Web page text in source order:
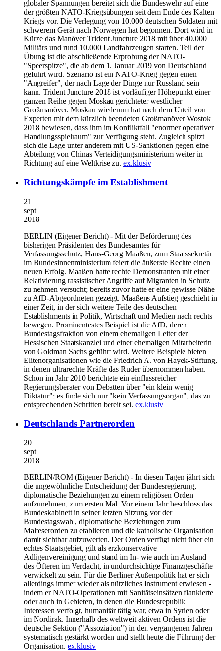
globaler Spannungen bereitet sich die Bundeswehr auf eine
der größten NATO-Kriegsübungen seit dem Ende des Kalten
Kriegs vor. Die Verlegung von 10.000 deutschen Soldaten mit
schwerem Gerät nach Norwegen hat begonnen. Dort wird in
Kürze das Manöver Trident Juncture 2018 mit über 40.000
Militärs und rund 10.000 Landfahrzeugen starten. Teil der
Übung ist die abschließende Erprobung der NATO-
"Speerspitze", die ab dem 1. Januar 2019 von Deutschland
geführt wird. Szenario ist ein NATO-Krieg gegen einen
"Angreifer", der nach Lage der Dinge nur Russland sein
kann. Trident Juncture 2018 ist vorläufiger Höhepunkt einer
ganzen Reihe gegen Moskau gerichteter westlicher
Großmanöver. Moskau wiederum hat nach dem Urteil von
Experten mit dem kürzlich beendeten Großmanöver Wostok
2018 bewiesen, dass ihm im Konfliktfall "enormer operativer
Handlungsspielraum" zur Verfügung steht. Zugleich spitzt
sich die Lage unter anderem mit US-Sanktionen gegen eine
Abteilung von Chinas Verteidigungsministerium weiter in
Richtung auf eine Weltkrise zu. ex.klusiv
Richtungskämpfe im Establishment
21
sept.
2018
BERLIN (Eigener Bericht) - Mit der Beförderung des
bisherigen Präsidenten des Bundesamtes für
Verfassungsschutz, Hans-Georg Maaßen, zum Staatssekretär
im Bundesinnenministerium feiert die äußerste Rechte einen
neuen Erfolg. Maaßen hatte rechte Demonstranten mit einer
Relativierung rassistischer Angriffe auf Migranten in Schutz
zu nehmen versucht; bereits zuvor hatte er eine gewisse Nähe
zu AfD-Abgeordneten gezeigt. Maaßens Aufstieg geschieht in
einer Zeit, in der sich weitere Teile des deutschen
Establishments in Politik, Wirtschaft und Medien nach rechts
bewegen. Prominentestes Beispiel ist die AfD, deren
Bundestagsfraktion von einem ehemaligen Leiter der
Hessischen Staatskanzlei und einer ehemaligen Mitarbeiterin
von Goldman Sachs geführt wird. Weitere Beispiele bieten
Elitenorganisationen wie die Friedrich A. von Hayek-Stiftung,
in denen ultrarechte Kräfte das Ruder übernommen haben.
Schon im Jahr 2010 berichtete ein einflussreicher
Regierungsberater von Debatten über "ein klein wenig
Diktatur"; es finde sich nur "kein Verfassungsorgan", das zu
entsprechenden Schritten bereit sei. ex.klusiv
Deutschlands Partnerorden
20
sept.
2018
BERLIN/ROM (Eigener Bericht) - In diesen Tagen jährt sich
die ungewöhnliche Entscheidung der Bundesregierung,
diplomatische Beziehungen zu einem religiösen Orden
aufzunehmen, zum ersten Mal. Vor einem Jahr beschloss das
Bundeskabinett in seiner letzten Sitzung vor der
Bundestagswahl, diplomatische Beziehungen zum
Malteserorden zu etablieren und die katholische Organisation
damit sichtbar aufzuwerten. Der Orden verfügt nicht über ein
echtes Staatsgebiet, gilt als erzkonservative
Adligenvereinigung und stand im In- wie auch im Ausland
des Öfteren im Verdacht, in undurchsichtige Finanzgeschäfte
verwickelt zu sein. Für die Berliner Außenpolitik hat er sich
allerdings immer wieder als nützliches Instrument erwiesen -
indem er NATO-Operationen mit Sanitätseinsätzen flankierte
oder auch in Gebieten, in denen die Bundesrepublik
Interessen verfolgt, humanitär tätig war, etwa in Syrien oder
im Nordirak. Innerhalb des weltweit aktiven Ordens ist die
deutsche Sektion ("Assoziation") in den vergangenen Jahren
systematisch gestärkt worden und stellt heute die Führung der
Organisation. ex.klusiv